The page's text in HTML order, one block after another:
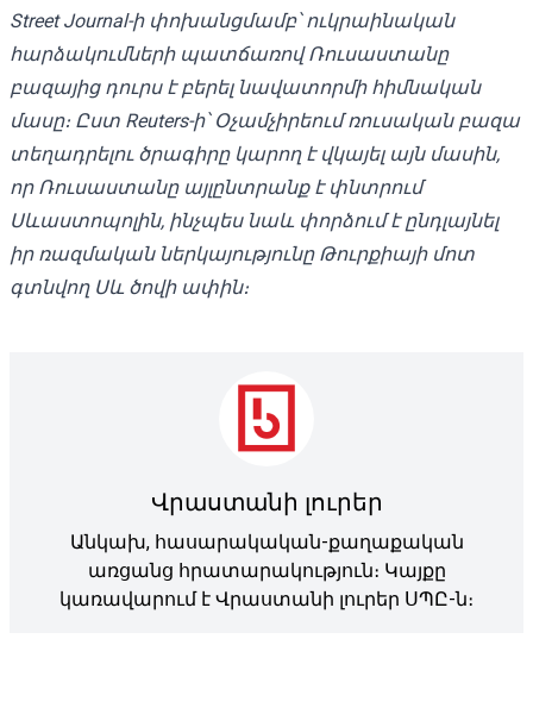
Street Journal-ի փոխանցմամբ՝ ուկրաինական
հարձակումների պատճառով Ռուսաստանը
բազայից դուրս է բերել նավատորմի հիմնական
մասը։ Ըստ Reuters-ի՝ Օչամչիրեում ռուսական բազա
տեղադրելու ծրագիրը կարող է վկայել այն մասին,
որ Ռուսաստանը այլընտրանք է փնտրում
Սևաստոպոլին, ինչպես նաև փորձում է ընդլայնել
իր ռազմական ներկայությունը Թուրքիայի մոտ
գտնվող Սև ծովի ափին։
Վրաստանի լուրեր
Անկախ, հասարակական-քաղաքական
առցանց հրատարակություն։ Կայքը
կառավարում է Վրաստանի լուրեր ՍՊԸ-ն։